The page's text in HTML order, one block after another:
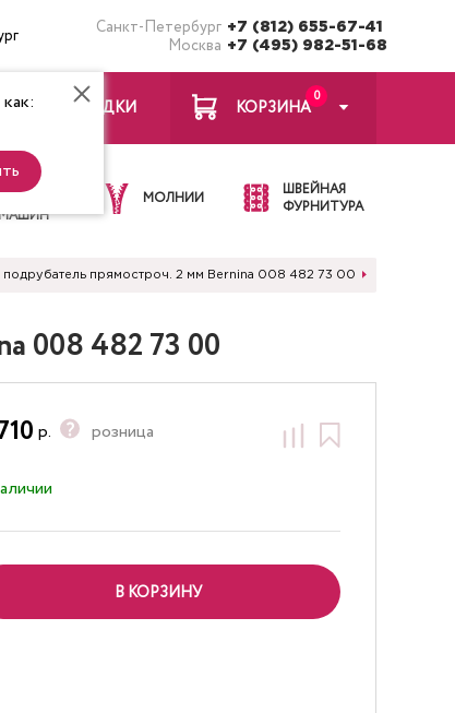
Санкт-Петербург +7 (812) 655-67-41
Москва +7 (495) 982-51-68
ЗАКЛАДКИ
0
КОРЗИНА
ИГЛЫ ДЛЯ
МОЛНИИ
ШВЕЙНАЯ
ФУРНИТУРА
прямостроч. 2 мм Bernina 008 482 73 00
008 482 73 00
р. розница
В КОРЗИНУ